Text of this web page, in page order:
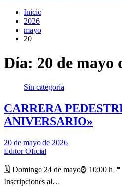
Inicio
2026
mayo
20
Día: 20 de mayo
Sin categoría
CARRERA
ANIVERSARIO»
20 de mayo de 2026
Editor Oficial
🗓️ Domingo 24 de mayo⌚ 10:00
Inscripciones al…